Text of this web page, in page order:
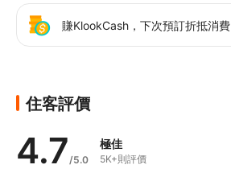
賺KlookCash，下次預訂折抵消費
住客評價
4.7/5.0
極佳
5K+則評價